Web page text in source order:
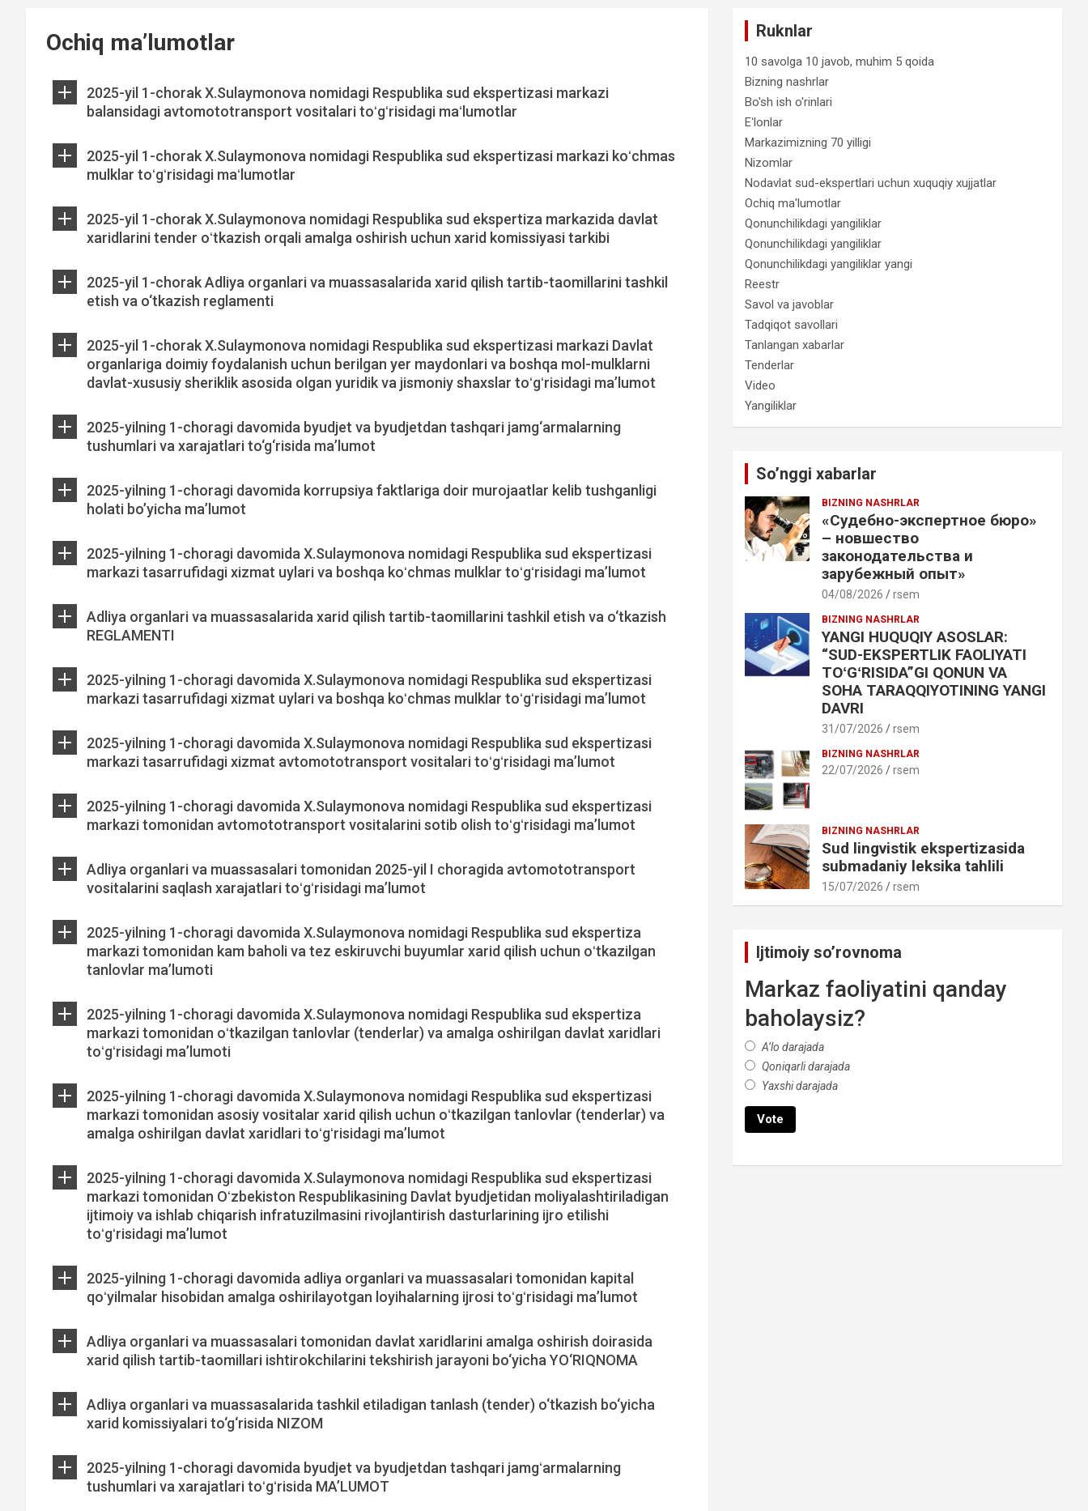
Ochiq ma’lumotlar
2025-yil 1-chorak X.Sulaymonova nomidagi Respublika sud ekspertizasi markazi
balansidagi avtomototransport vositalari toʻgʻrisidagi maʻlumotlar
2025-yil 1-chorak X.Sulaymonova nomidagi Respublika sud ekspertizasi markazi koʻchmas
mulklar toʻgʻrisidagi maʻlumotlar
2025-yil 1-chorak X.Sulaymonova nomidagi Respublika sud ekspertiza markazida davlat
xaridlarini tender oʻtkazish orqali amalga oshirish uchun xarid komissiyasi tarkibi
2025-yil 1-chorak Adliya organlari va muassasalarida xarid qilish tartib-taomillarini tashkil
etish va o‘tkazish reglamenti
2025-yil 1-chorak X.Sulaymonova nomidagi Respublika sud ekspertizasi markazi Davlat
organlariga doimiy foydalanish uchun berilgan yer maydonlari va boshqa mol-mulklarni
davlat-xususiy sheriklik asosida olgan yuridik va jismoniy shaxslar toʻgʻrisidagi ma’lumot
2025-yilning 1-choragi davomida byudjet va byudjetdan tashqari jamg‘armalarning
tushumlari va xarajatlari to‘g‘risida ma’lumot
2025-yilning 1-choragi davomida korrupsiya faktlariga doir murojaatlar kelib tushganligi
holati bo’yicha ma’lumot
2025-yilning 1-choragi davomida X.Sulaymonova nomidagi Respublika sud ekspertizasi
markazi tasarrufidagi xizmat uylari va boshqa koʻchmas mulklar toʻgʻrisidagi ma’lumot
Adliya organlari va muassasalarida xarid qilish tartib-taomillarini tashkil etish va o‘tkazish
REGLAMENTI
2025-yilning 1-choragi davomida X.Sulaymonova nomidagi Respublika sud ekspertizasi
markazi tasarrufidagi xizmat uylari va boshqa koʻchmas mulklar toʻgʻrisidagi ma’lumot
2025-yilning 1-choragi davomida X.Sulaymonova nomidagi Respublika sud ekspertizasi
markazi tasarrufidagi xizmat avtomototransport vositalari toʻgʻrisidagi ma’lumot
2025-yilning 1-choragi davomida X.Sulaymonova nomidagi Respublika sud ekspertizasi
markazi tomonidan avtomototransport vositalarini sotib olish toʻgʻrisidagi ma’lumot
Adliya organlari va muassasalari tomonidan 2025-yil I choragida avtomototransport
vositalarini saqlash xarajatlari toʻgʻrisidagi ma’lumot
2025-yilning 1-choragi davomida X.Sulaymonova nomidagi Respublika sud ekspertiza
markazi tomonidan kam baholi va tez eskiruvchi buyumlar xarid qilish uchun oʻtkazilgan
tanlovlar ma’lumoti
2025-yilning 1-choragi davomida X.Sulaymonova nomidagi Respublika sud ekspertiza
markazi tomonidan oʻtkazilgan tanlovlar (tenderlar) va amalga oshirilgan davlat xaridlari
toʻgʻrisidagi ma’lumoti
2025-yilning 1-choragi davomida X.Sulaymonova nomidagi Respublika sud ekspertizasi
markazi tomonidan asosiy vositalar xarid qilish uchun oʻtkazilgan tanlovlar (tenderlar) va
amalga oshirilgan davlat xaridlari toʻgʻrisidagi ma’lumot
2025-yilning 1-choragi davomida X.Sulaymonova nomidagi Respublika sud ekspertizasi
markazi tomonidan Oʻzbekiston Respublikasining Davlat byudjetidan moliyalashtiriladigan
ijtimoiy va ishlab chiqarish infratuzilmasini rivojlantirish dasturlarining ijro etilishi
toʻgʻrisidagi ma’lumot
2025-yilning 1-choragi davomida adliya organlari va muassasalari tomonidan kapital
qoʻyilmalar hisobidan amalga oshirilayotgan loyihalarning ijrosi toʻgʻrisidagi ma’lumot
Adliya organlari va muassasalari tomonidan davlat xaridlarini amalga oshirish doirasida
xarid qilish tartib-taomillari ishtirokchilarini tekshirish jarayoni bo‘yicha YO‘RIQNOMA
Adliya organlari va muassasalarida tashkil etiladigan tanlash (tender) o‘tkazish bo‘yicha
xarid komissiyalari to‘g‘risida NIZOM
2025-yilning 1-choragi davomida byudjet va byudjetdan tashqari jamgʻarmalarning
tushumlari va xarajatlari toʻgʻrisida MAʼLUMOT
Ruknlar
10 savolga 10 javob, muhim 5 qoida
Bizning nashrlar
Bo'sh ish o'rinlari
Eʻlonlar
Markazimizning 70 yilligi
Nizomlar
Nodavlat sud-ekspertlari uchun xuquqiy xujjatlar
Ochiq ma'lumotlar
Qonunchilikdagi yangiliklar
Qonunchilikdagi yangiliklar
Qonunchilikdagi yangiliklar yangi
Reestr
Savol va javoblar
Tadqiqot savollari
Tanlangan xabarlar
Tenderlar
Video
Yangiliklar
So’nggi xabarlar
BIZNING NASHRLAR
«Судебно-экспертное бюро»
– новшество
законодательства и
зарубежный опыт»
04/08/2026 rsem
BIZNING NASHRLAR
YANGI HUQUQIY ASOSLAR:
“SUD-EKSPERTLIK FAOLIYATI
TOʻGʻRISIDA”GI QONUN VA
SOHA TARAQQIYOTINING YANGI
DAVRI
31/07/2026 rsem
BIZNING NASHRLAR
22/07/2026 rsem
BIZNING NASHRLAR
Sud lingvistik ekspertizasida
submadaniy leksika tahlili
15/07/2026 rsem
Ijtimoiy so’rovnoma
Markaz faoliyatini qanday
baholaysiz?
A’lo darajada
Qoniqarli darajada
Yaxshi darajada